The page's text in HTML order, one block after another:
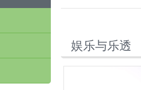
娱乐与乐透